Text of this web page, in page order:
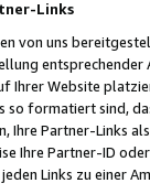
Links
von uns
Ihrer Website
so formatiert sind,
Ihre Partner-Links
Ihre Partner-ID
Links zu einer